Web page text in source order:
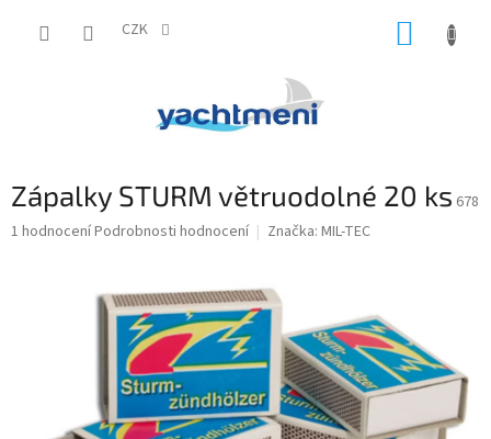
CZK
Zápalky STURM větruodolné 20 ks 678
Průměrné
1 hodnoceníPodrobnosti hodnocení Značka: MIL-TEC